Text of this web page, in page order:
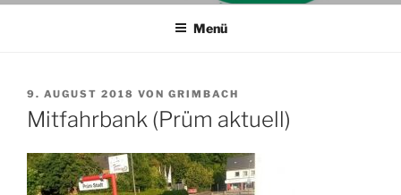
Menü
VERÖFFENTLICHT
AM
9. AUGUST 2018 VON GRIMBACH
Mitfahrbank (Prüm aktuell)